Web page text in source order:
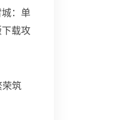
：单
载攻